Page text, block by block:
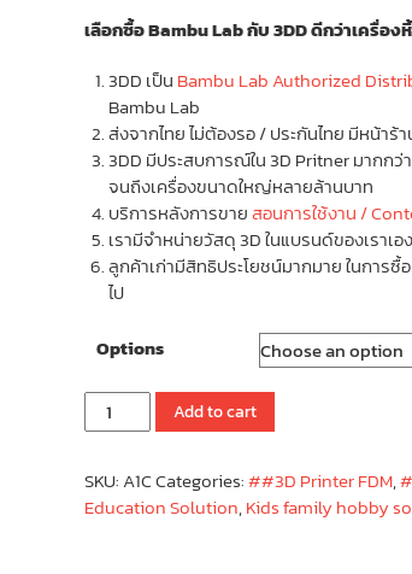
เลือกซื้อ Bambu Lab กับ 3DD ดีกว่าเครื่อง
3DD เป็น Bambu Lab Authorized
Bambu Lab
ส่งจากไทย ไม่ต้องรอ / ประกันไทย มีหน้าร้า
3DD มีประสบการณ์ใน 3D Pritner มากก
จนถึงเครื่องขนาดใหญ่หลายล้านบาท
บริการหลังการขายสอนการใช้งาน /
เรามีจำหน่ายวัสดุ 3D ในแบรนด์ของเราเ
ลูกค้าเก่ามีสิทธิประโยชน์มากมาย ในการซื้
ไป
Options
Bambu
Lab
|
3D
Add to cart
SKU: A1CCategories:##3D Printer FDM,
Education Solution,Kids family hobby